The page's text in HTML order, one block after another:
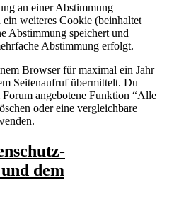
an einer Abstimmung
weiteres Cookie (beinhaltet
Abstimmung speichert und
Abstimmung erfolgt.
Browser für maximal ein Jahr
Seitenaufruf übermittelt. Du
angebotene Funktion “Alle
oder eine vergleichbare
dem